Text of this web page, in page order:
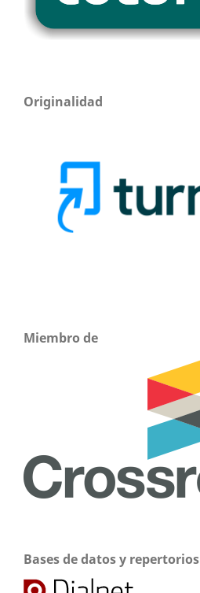
Originalidad
Miembro de
Bases de datos y repertorios